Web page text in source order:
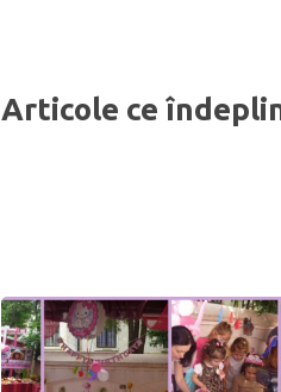
Articole ce